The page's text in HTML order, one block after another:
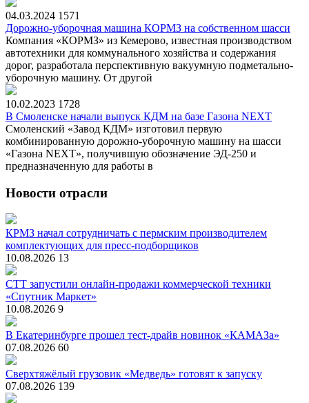
04.03.2024 1571
Дорожно-уборочная машина КОРМЗ на собственном шасси
Компания «КОРМЗ» из Кемерово, известная производством
автотехники для коммунального хозяйства и содержания
дорог, разработала перспективную вакуумную подметально-
уборочную машину. От другой
10.02.2023 1728
В Смоленске начали выпуск КДМ на базе Газона NEXT
Смоленский «Завод КДМ» изготовил первую
комбинированную дорожно-уборочную машину на шасси
«Газона NEXT», получившую обозначение ЭД-250 и
предназначенную для работы в
Новости отрасли
КРМЗ начал сотрудничать с пермским производителем
комплектующих для пресс-подборщиков
10.08.2026 13
СТТ запустили онлайн-продажи коммерческой техники
«Спутник Маркет»
10.08.2026 9
В Екатеринбурге прошел тест-драйв новинок «КАМАЗа»
07.08.2026 60
Сверхтяжёлый грузовик «Медведь» готовят к запуску
07.08.2026 139